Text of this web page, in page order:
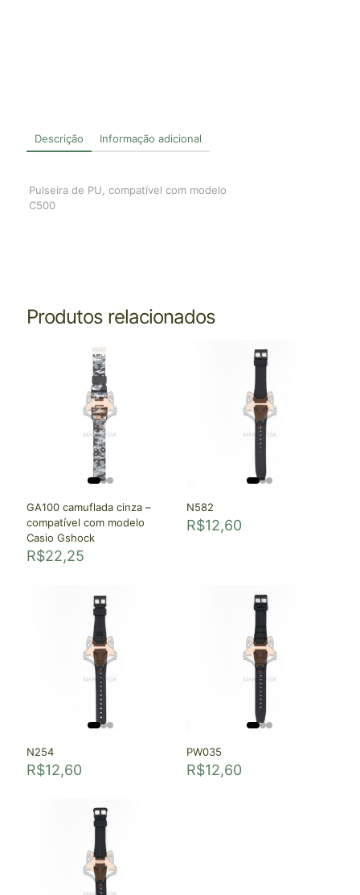
Descrição Informação adicional
Pulseira de PU, compatível com modelo
C500
Produtos relacionados
GA100 camuflada cinza –
compatível com modelo
Casio Gshock
R$22,25
N582
R$12,60
N254
R$12,60
PW035
R$12,60